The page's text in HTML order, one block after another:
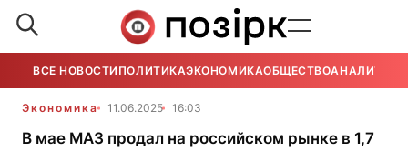
ВСЕ НОВОСТИ ПОЛИТИКАЭКОНОМИКАОБЩЕСТВОАНАЛИТИКА
Экономика 11.06.2025 16:03
В мае МАЗ продал на российском рынке в 1,7